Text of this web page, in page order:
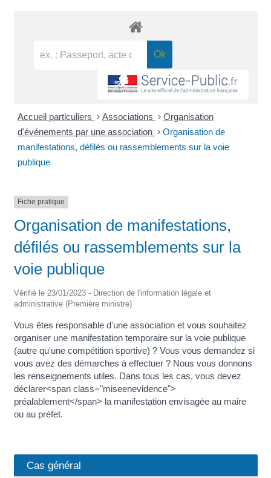
Accueil particuliers > Associations > Organisation
d'événements par une association > Organisation de
manifestations, défilés ou rassemblements sur la voie
publique
Fiche pratique
Organisation de manifestations,
défilés ou rassemblements sur la
voie publique
Vérifié le 23/01/2023 - Direction de l'information légale et
administrative (Première ministre)
Vous êtes responsable d'une association et vous souhaitez
organiser une manifestation temporaire sur la voie publique
(autre qu'une compétition sportive) ? Vous vous demandez si
vous avez des démarches à effectuer ? Nous vous donnons
les renseignements utiles. Dans tous les cas, vous devez
déclarer<span class="miseenevidence">
préalablement</span> la manifestation envisagée au maire
ou au préfet.
Cas général